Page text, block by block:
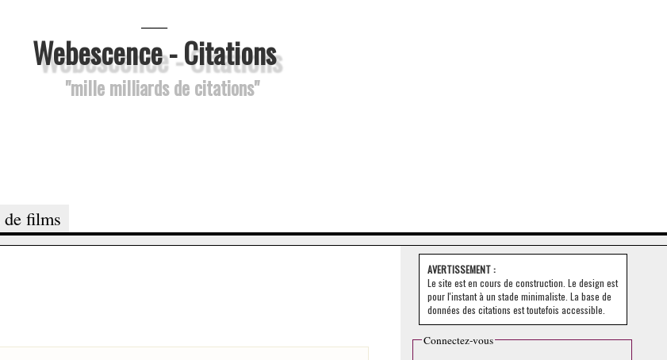
Webescence - Citations
"mille milliards de citations"
de films
AVERTISSEMENT :
Le site est en cours de construction. Le design est
pour l'instant à un stade minimaliste. La base de
données des citations est toutefois accessible.
Connectez-vous